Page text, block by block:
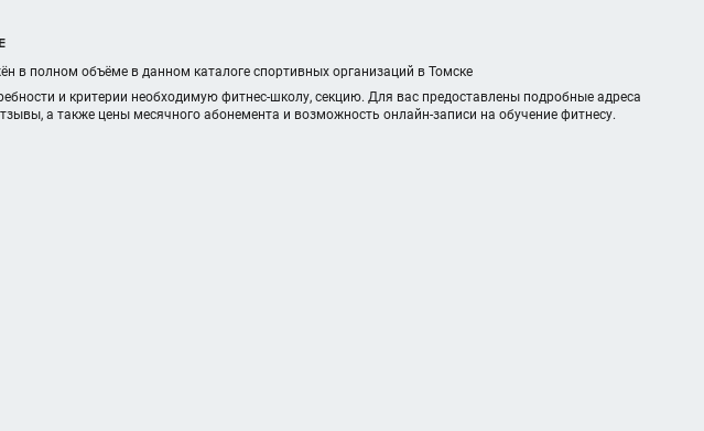
в полном объёме в данном каталоге спортивных организаций в Томске
и критерии необходимую фитнес-школу, секцию. Для вас предоставлены подробные адреса
а также цены месячного абонемента и возможность онлайн-записи на обучение фитнесу.